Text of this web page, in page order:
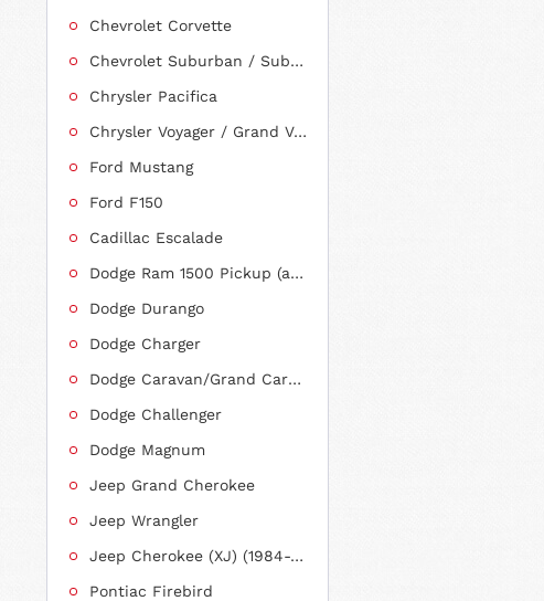
Chevrolet Corvette
Chevrolet Suburban / Suburban 1500
Chrysler Pacifica
Chrysler Voyager / Grand Voyager
Ford Mustang
Ford F150
Cadillac Escalade
Dodge Ram 1500 Pickup (ab 2011 siehe RAM)
Dodge Durango
Dodge Charger
Dodge Caravan/Grand Caravan
Dodge Challenger
Dodge Magnum
Jeep Grand Cherokee
Jeep Wrangler
Jeep Cherokee (XJ) (1984-2001)
Pontiac Firebird